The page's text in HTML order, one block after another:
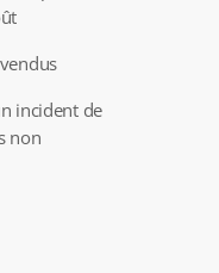
incident de
non